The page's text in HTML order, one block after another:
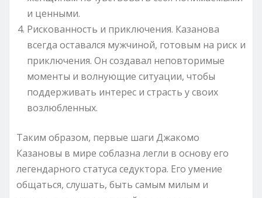
и ценными.
Рискованность и приключения. Казанова
всегда оставался мужчиной, готовым на риск и
приключения. Он создавал неповторимые
моменты и волнующие ситуации, чтобы
поддерживать интерес и страсть у своих
возлюбленных.
Таким образом, первые шаги Джакомо
Казановы в мире соблазна легли в основу его
легендарного статуса седуктора. Его умение
общаться, слушать, быть самым милым и